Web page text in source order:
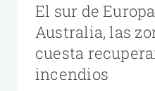
El sur de
Australia, las
cuesta
incendios